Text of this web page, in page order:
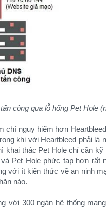
công qua lỗ hổng Pet Hole
chí nguy hiểm hơn
khi với Heartbleed phải là
khai thác Pet Hole chỉ cần
Pet Hole phức tạp hơn rất
với ít kiến thức về an ninh
nào.
với 300 ngàn hệ thống